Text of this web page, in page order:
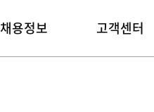
채용정보 고객센터